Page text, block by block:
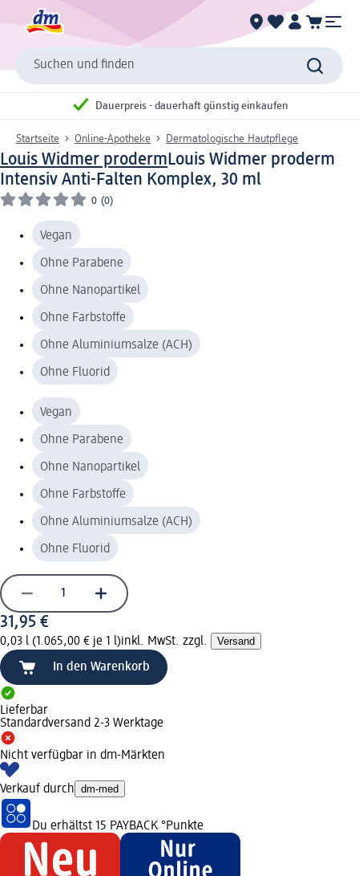
Suchen und finden
Dauerpreis - dauerhaft günstig einkaufen
Startseite Online-Apotheke Dermatologische Hautpflege
Louis Widmer prodermLouis Widmer proderm
Intensiv Anti-Falten Komplex, 30 ml
0 (0)
Vegan
Ohne Parabene
Ohne Nanopartikel
Ohne Farbstoffe
Ohne Aluminiumsalze (ACH)
Ohne Fluorid
Vegan
Ohne Parabene
Ohne Nanopartikel
Ohne Farbstoffe
Ohne Aluminiumsalze (ACH)
Ohne Fluorid
31,95 €
0,03 l (1.065,00 € je 1 l)inkl. MwSt. zzgl. Versand
In den Warenkorb
Lieferbar
Standardversand 2-3 Werktage
Nicht verfügbar in dm-Märkten
Verkauf durch dm-med
Du erhältst 15 PAYBACK °Punkte